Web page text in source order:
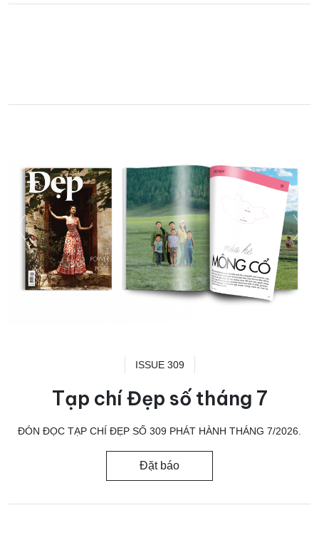
ISSUE 309
Tạp chí Đẹp số tháng 7
ĐÓN ĐỌC TẠP CHÍ ĐẸP SỐ 309 PHÁT HÀNH THÁNG 7/2026.
Đặt báo